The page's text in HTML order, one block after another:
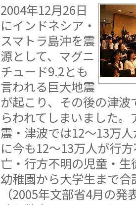
2004年12月26日
にインドネシア・
スマトラ島沖を震
源として、マグニ
チュード9.2とも
言われる巨大地震
が起こり、その後の津波
らわれてしまいました。
震・津波では12〜13万
に今も12〜13万人が行
亡・行方不明の児童・生
幼稚園から大学生まで合
（2005年文部省4月の